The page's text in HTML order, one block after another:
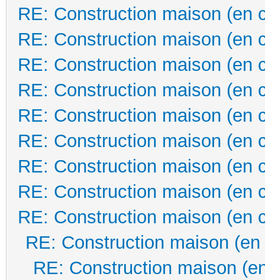
RE: Construction maison (en
RE: Construction maison (en
RE: Construction maison (en
RE: Construction maison (en
RE: Construction maison (en
RE: Construction maison (en
RE: Construction maison (en
RE: Construction maison (en
RE: Construction maison (en
RE: Construction maison
RE: Construction maison